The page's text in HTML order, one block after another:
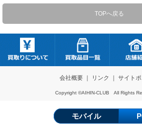
TOPへ戻る
会社概要｜ リンク ｜ サイト
Copyright ©AIHIN-CLUB All Rights
モバイル